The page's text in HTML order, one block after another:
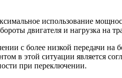
использование
двигателя и нагрузка на
с более низкой передачи на
в этой ситуации является
при переключении.